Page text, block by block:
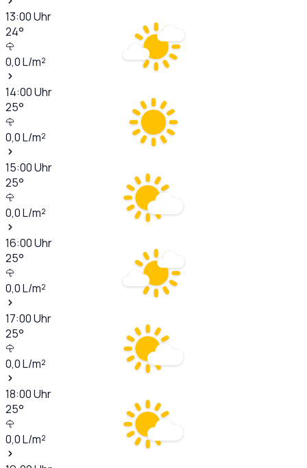
13:00Uhr
24°
0,0L/m²
14:00Uhr
25°
0,0L/m²
15:00Uhr
25°
0,0L/m²
16:00Uhr
25°
0,0L/m²
17:00Uhr
25°
0,0L/m²
18:00Uhr
25°
0,0L/m²